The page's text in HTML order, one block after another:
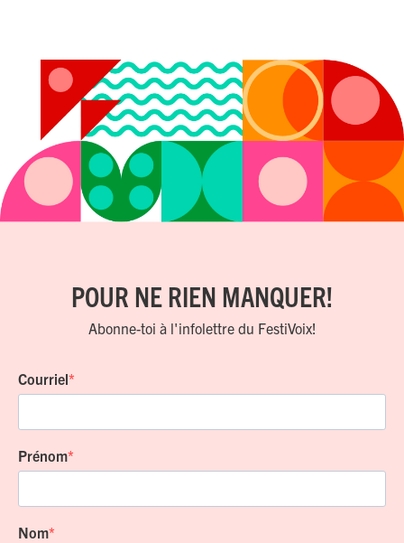
POUR NE RIEN MANQUER!
Abonne-toi à l'infolettre du FestiVoix!
Courriel
Prénom
Nom